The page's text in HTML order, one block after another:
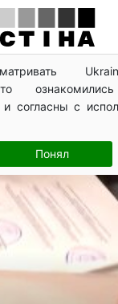
что
и согласны с
Понял